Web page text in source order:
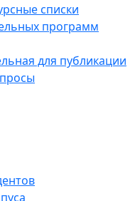
списки
программ
для публикации